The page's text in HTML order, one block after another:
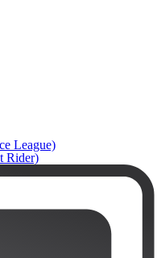
League)
Rider)